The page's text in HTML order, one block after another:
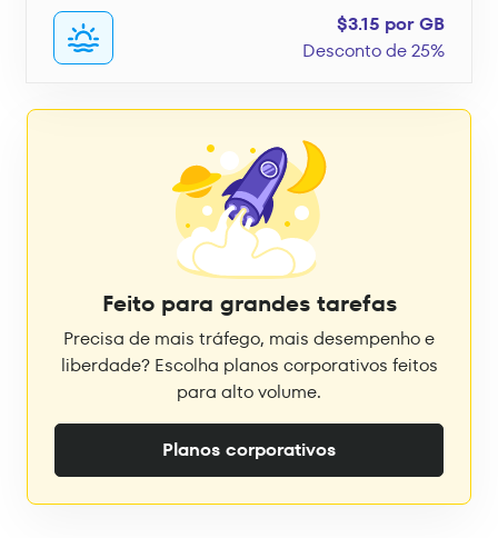
$3.15 por GB
Desconto de 25%
Feito para grandes tarefas
Precisa de mais tráfego, mais desempenho e
liberdade? Escolha planos corporativos feitos
para alto volume.
Planos corporativos